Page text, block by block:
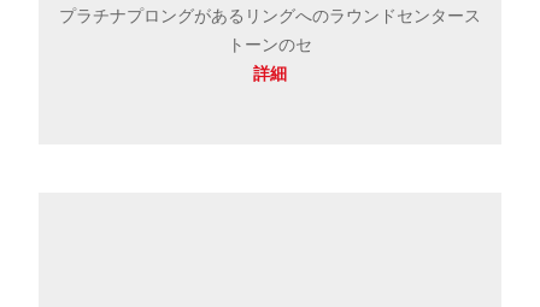
プラチナプロングがあるリングへのラウンドセンタース
トーンのセ
詳細